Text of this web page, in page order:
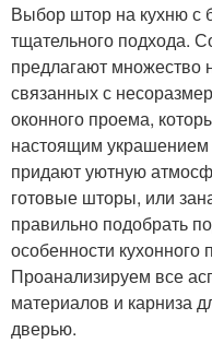
Выбор штор на кухню с
тщательного подхода.
предлагают множество
связанных с
оконного проема,
настоящим
придают уютную
готовые шторы, или
правильно подобрать
особенности кухонного
Проанализируем все
материалов и карниза
дверью.